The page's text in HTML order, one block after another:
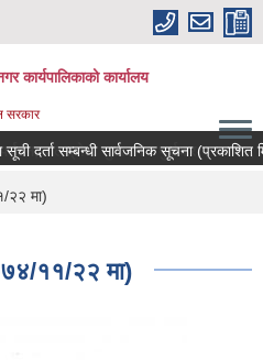
कार्यपालिकाको कार्यालय
सरकार
जलश्रोत, शुशासन र पुर्वाधार । स्वचछ,
दर्ता सम्बन्धी सार्वजनिक सूचना (प्रकाशित
२२ मा)
११/२२ मा)